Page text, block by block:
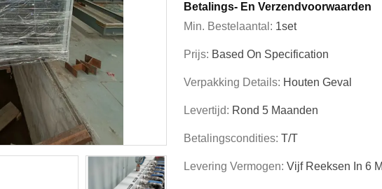
Betalings- En Verzendvoorwaarden
Min. Bestelaantal: 1set
Prijs: Based On Specification
Verpakking Details: Houten Geval
Levertijd: Rond 5 Maanden
Betalingscondities: T/T
Levering Vermogen: Vijf Reeksen In 6